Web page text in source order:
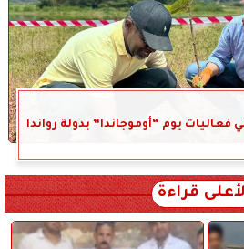
يوم “أوموجاندا” بدولة رواندا
قراءة